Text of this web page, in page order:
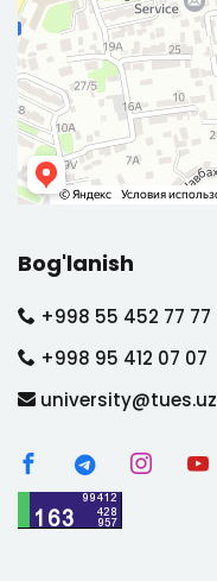
Bog'lanish
+998 55 452 77 77
+998 95 412 07 07
university@tues.uz